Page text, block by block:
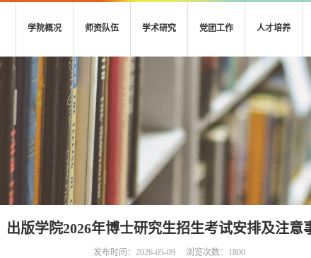
学院概况 师资队伍 学术研究 党团工作 人才培养
出版学院2026年博士研究生招生考试安排及注意
发布时间：2026-05-09 浏览次数： 1800